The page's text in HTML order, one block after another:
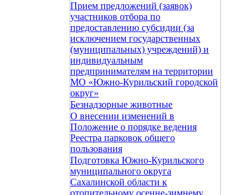
Прием предложений (заявок)
участников отбора по
предоставлению субсидии (за
исключением государственных
(муниципальных) учреждений) и
индивидуальным
предпринимателям на территории
МО «Южно-Курильский городской
округ»
Безнадзорные животные
О внесении изменений в
Положение о порядке ведения
Реестра парковок общего
пользования
Подготовка Южно-Курильского
муниципального округа
Сахалинской области к
отопительному осенне-зимнему